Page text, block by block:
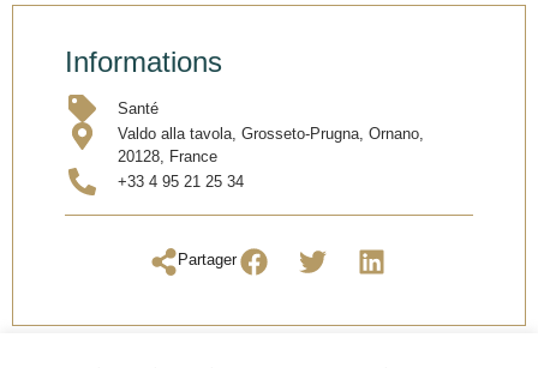
Informations
Santé
Valdo alla tavola, Grosseto-Prugna, Ornano,
20128, France
+33 4 95 21 25 34
Partager